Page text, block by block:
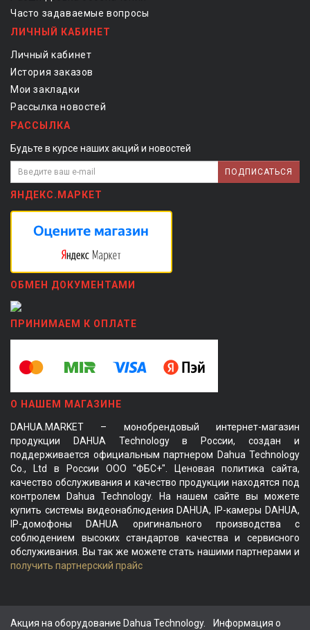
Часто задаваемые вопросы
ЛИЧНЫЙ КАБИНЕТ
Личный кабинет
История заказов
Мои закладки
Рассылка новостей
РАССЫЛКА
Будьте в курсе наших акций и новостей
ПОДПИСАТЬСЯ
ЯНДЕКС.МАРКЕТ
ОБМЕН ДОКУМЕНТАМИ
ПРИНИМАЕМ К ОПЛАТЕ
О НАШЕМ МАГАЗИНЕ
DAHUA.MARKET – монобрендовый интернет-магазин
продукции DAHUA Technology в России, создан и
поддерживается официальным партнером Dahua Technology
Co., Ltd в России ООО "ФБС+". Ценовая политика сайта,
качество обслуживания и качество продукции находятся под
контролем Dahua Technology. На нашем сайте вы можете
купить системы видеонаблюдения DAHUA, IP-камеры DAHUA,
IP-домофоны DAHUA оригинального производства с
соблюдением высоких стандартов качества и сервисного
обслуживания. Вы так же можете стать нашими партнерами и
получить партнерский прайс
Акция на оборудование Dahua Technology. Информация о